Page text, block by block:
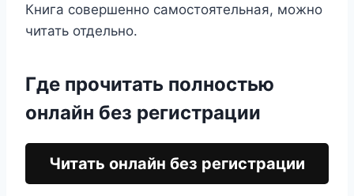
Книга совершенно самостоятельная, можно
читать отдельно.
Где прочитать полностью
онлайн без регистрации
Читать онлайн без регистрации